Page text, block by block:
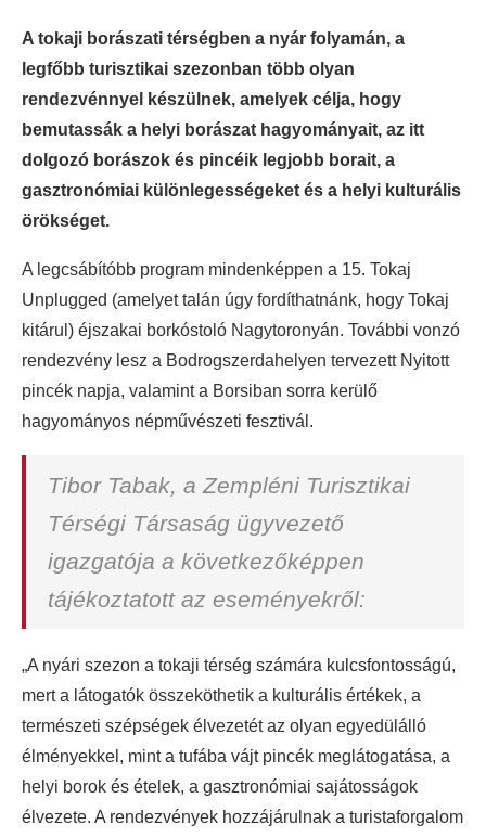
A tokaji borászati térségben a nyár folyamán, a
legfőbb turisztikai szezonban több olyan
rendezvénnyel készülnek, amelyek célja, hogy
bemutassák a helyi borászat hagyományait, az itt
dolgozó borászok és pincéik legjobb borait, a
gasztronómiai különlegességeket és a helyi kulturális
örökséget.
A legcsábítóbb program mindenképpen a 15. Tokaj
Unplugged (amelyet talán úgy fordíthatnánk, hogy Tokaj
kitárul) éjszakai borkóstoló Nagytoronyán. További vonzó
rendezvény lesz a Bodrogszerdahelyen tervezett Nyitott
pincék napja, valamint a Borsiban sorra kerülő
hagyományos népművészeti fesztivál.
Tibor Tabak, a Zempléni Turisztikai
Térségi Társaság ügyvezető
igazgatója a következőképpen
tájékoztatott az eseményekről:
„A nyári szezon a tokaji térség számára kulcsfontosságú,
mert a látogatók összeköthetik a kulturális értékek, a
természeti szépségek élvezetét az olyan egyedülálló
élményekkel, mint a tufába vájt pincék meglátogatása, a
helyi borok és ételek, a gasztronómiai sajátosságok
élvezete. A rendezvények hozzájárulnak a turistaforgalom